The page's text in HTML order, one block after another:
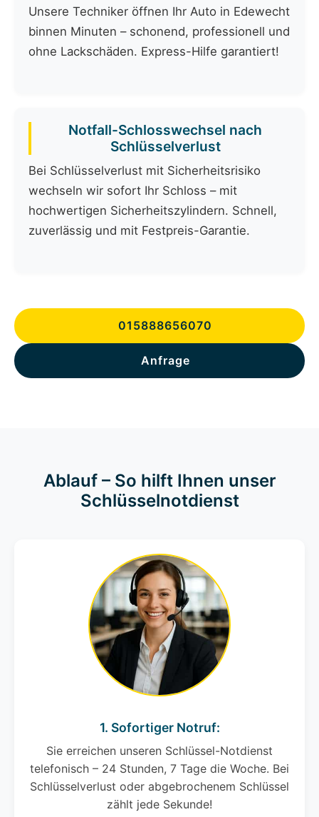
Unsere Techniker öffnen Ihr Auto in Edewecht
binnen Minuten – schonend, professionell und
ohne Lackschäden. Express-Hilfe garantiert!
Notfall-Schlosswechsel nach
Schlüsselverlust
Bei Schlüsselverlust mit Sicherheitsrisiko
wechseln wir sofort Ihr Schloss – mit
hochwertigen Sicherheitszylindern. Schnell,
zuverlässig und mit Festpreis-Garantie.
015888656070
Anfrage
Ablauf – So hilft Ihnen unser
Schlüsselnotdienst
1. Sofortiger Notruf:
Sie erreichen unseren Schlüssel-Notdienst
telefonisch – 24 Stunden, 7 Tage die Woche. Bei
Schlüsselverlust oder abgebrochenem Schlüssel
zählt jede Sekunde!